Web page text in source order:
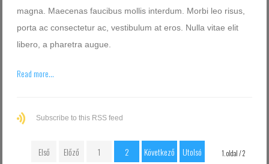
magna. Maecenas faucibus mollis interdum. Morbi leo risus,
porta ac consectetur ac, vestibulum at eros. Nulla vitae elit
libero, a pharetra augue.
Read more...
Subscribe to this RSS feed
Első Előző 1 2 Következő Utolsó 1. oldal / 2